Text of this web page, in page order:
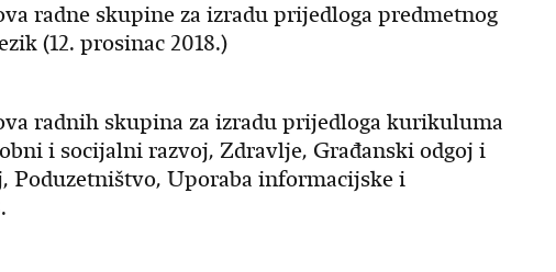
radne skupine za izradu prijedloga predmetnog
(12. prosinac 2018.)
radnih skupina za izradu prijedloga kurikuluma
i socijalni razvoj, Zdravlje, Građanski odgoj i
Poduzetništvo, Uporaba informacijske i